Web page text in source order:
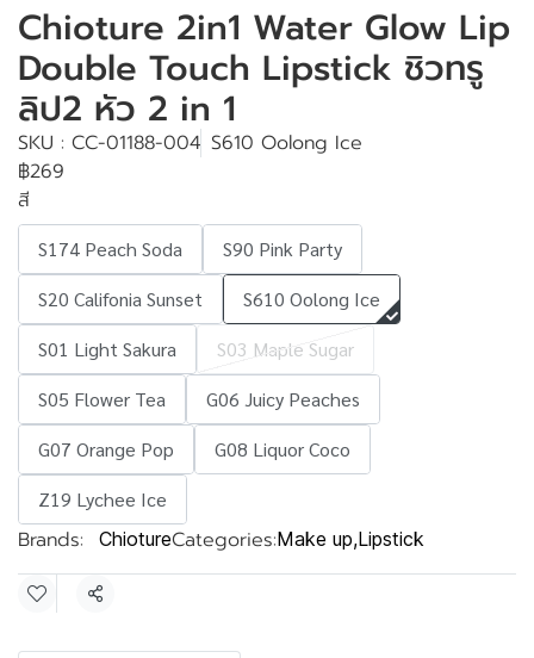
Chioture 2in1 Water Glow Lip
Double Touch Lipstick ชิวทรู
ลิป2 หัว 2 in 1
SKU : CC-01188-004 S610 Oolong Ice
฿269
สี
S174 Peach Soda
S90 Pink Party
S20 Califonia Sunset
S610 Oolong Ice
S01 Light Sakura
S03 Maple Sugar
S05 Flower Tea
G06 Juicy Peaches
G07 Orange Pop
G08 Liquor Coco
Z19 Lychee Ice
Brands: ChiotureCategories:Make up,Lipstick
Share